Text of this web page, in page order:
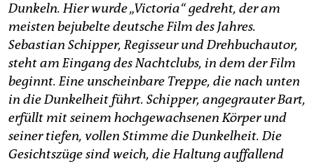
genossenschaft
epaper login
Dunkeln. Hier wurde „Victoria“ gedreht, der am
meisten bejubelte deutsche Film des Jahres.
Sebastian Schipper, Regisseur und Drehbuchautor,
steht am Eingang des Nachtclubs, in dem der Film
beginnt. Eine unscheinbare Treppe, die nach unten
in die Dunkelheit führt. Schipper, angegrauter Bart,
erfüllt mit seinem hochgewachsenen Körper und
seiner tiefen, vollen Stimme die Dunkelheit. Die
Gesichtszüge sind weich, die Haltung auffallend